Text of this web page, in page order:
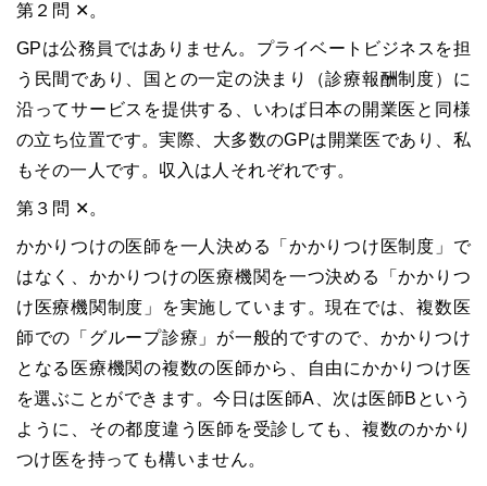
第２問 ✕。
GPは公務員ではありません。プライベートビジネスを担
う民間であり、国との一定の決まり（診療報酬制度）に
沿ってサービスを提供する、いわば日本の開業医と同様
の立ち位置です。実際、大多数のGPは開業医であり、私
もその一人です。収入は人それぞれです。
第３問 ✕。
かかりつけの医師を一人決める「かかりつけ医制度」で
はなく、かかりつけの医療機関を一つ決める「かかりつ
け医療機関制度」を実施しています。現在では、複数医
師での「グループ診療」が一般的ですので、かかりつけ
となる医療機関の複数の医師から、自由にかかりつけ医
を選ぶことができます。今日は医師A、次は医師Bという
ように、その都度違う医師を受診しても、複数のかかり
つけ医を持っても構いません。